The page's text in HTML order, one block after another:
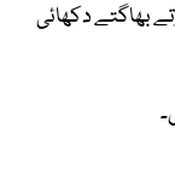
بھاگتے دکھائی